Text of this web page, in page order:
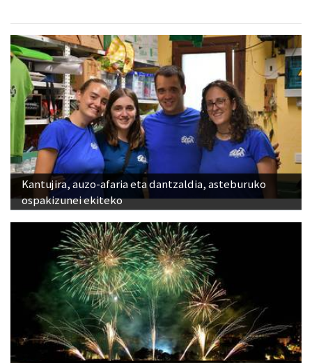
Kantujira, auzo-afaria eta dantzaldia, asteburuko
ospakizunei ekiteko